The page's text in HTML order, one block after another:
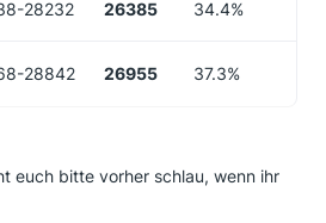
28232 26385 34.4%
28842 26955 37.3%
euch bitte vorher schlau, wenn ihr